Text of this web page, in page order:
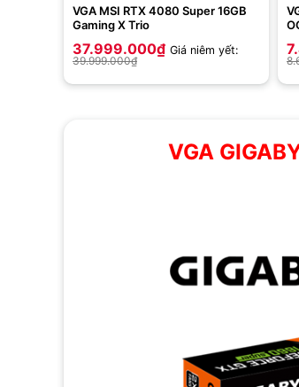
VGA MSI RTX 4080 Super 16GB
Gaming X Trio
37.999.000₫ Giá niêm yết:
39.999.000₫
VGA